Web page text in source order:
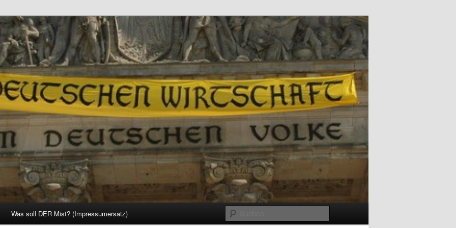
Was soll DER Mist? (Impressumersatz)